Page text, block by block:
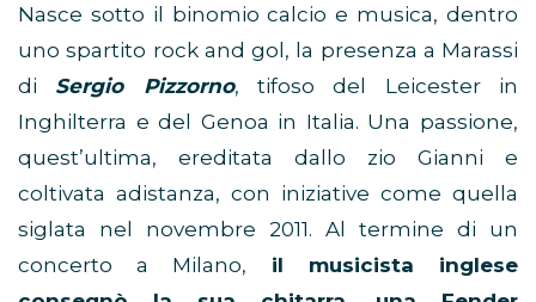
Nasce sotto il binomio calcio e musica, dentro
uno spartito rock and gol, la presenza a Marassi
di Sergio Pizzorno, tifoso del Leicester in
Inghilterra e del Genoa in Italia. Una passione,
quest’ultima, ereditata dallo zio Gianni e
coltivata adistanza, con iniziative come quella
siglata nel novembre 2011. Al termine di un
concerto a Milano, il musicista inglese